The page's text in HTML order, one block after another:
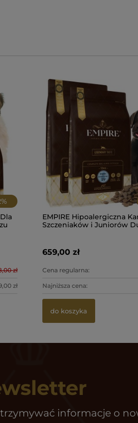
%
zł
zł
EMPIRE Hipoalergiczna
Szczeniaków i Juniorów
659,00 zł
Cena regularna:
Najniższa cena:
do koszyka
informacje o